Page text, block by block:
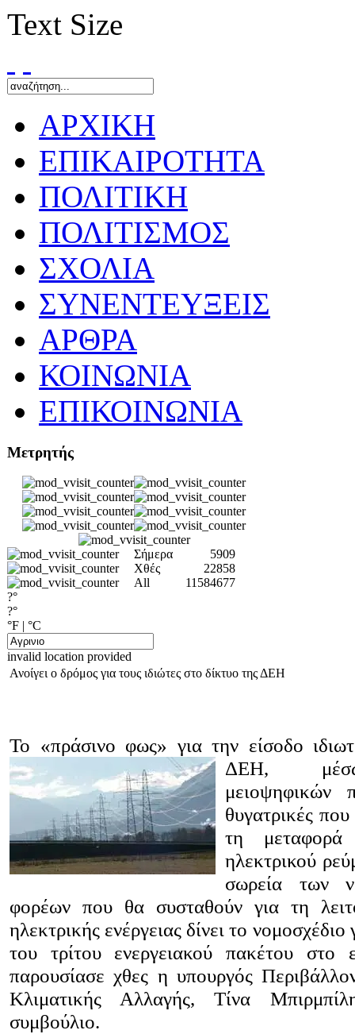
Text Size
ΑΡΧΙΚΗ
ΕΠΙΚΑΙΡΟΤΗΤΑ
ΠΟΛΙΤΙΚΗ
ΠΟΛΙΤΙΣΜΟΣ
ΣΧΟΛΙΑ
ΣΥΝΕΝΤΕΥΞΕΙΣ
ΑΡΘΡΑ
ΚΟΙΝΩΝΙΑ
ΕΠΙΚΟΙΝΩΝΙΑ
Μετρητής
Σήμερα
5909
Χθές
22858
All
11584677
?°
?°
°F | °C
invalid location provided
Ανοίγει ο δρόμος για τους ιδιώτες στο δίκτυο της ΔΕΗ
Το «πράσινο φως» για την είσοδο
ΔΕΗ,
μειοψηφικών
θυγατρικές
τη
ηλεκτρικού
σωρεία των
φορέων που θα συσταθούν για τη
ηλεκτρικής ενέργειας δίνει το
του τρίτου ενεργειακού πακέτου στο
παρουσίασε χθες η υπουργός
Κλιματικής Αλλαγής, Τίνα
συμβούλιο.